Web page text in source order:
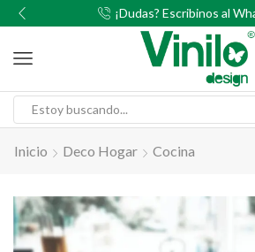
¡Dudas? Escribinos al
Inicio Deco Hogar Cocina